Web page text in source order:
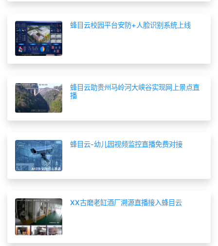
蜂目云校园平台安防+人脸识别系统上线
蜂目云助贵州马岭河大峡谷实现网上景点直
播
蜂目云-幼儿园视频监控直播免费对接
XX古磨老缸酒厂溯源直播接入蜂目云